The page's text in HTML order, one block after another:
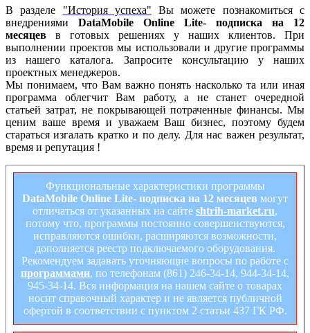
В разделе "История успеха" Вы можете познакомиться с
внедрениями DataMobile Online Lite- подписка на 12
месяцев в готовых решениях у наших клиентов. При
выполнении проектов мы использовали и другие программы
из нашего каталога. Запросите консультацию у наших
проектных менеджеров.
Мы понимаем, что Вам важно понять насколько та или иная
программа облегчит Вам работу, а не станет очередной
статьей затрат, не покрывающей потраченные финансы. Мы
ценим ваше время и уважаем Ваш бизнес, поэтому будем
стараться изгалать кратко и по делу. Для нас важен результат,
время и репутация !
Функциональные характеристики программы
DataMobile Online Lite- подписка на 12 месяцев могут
отличаться от указанных на сайте shtrih-market.ru,
потому что, программы постоянно совершенствуются,
исправляются ошибки, расширяются возможности,
дополняется реестр подключаемого оборудования.
Рекомендуем задавать уточняющие вопросы по работе с
программами, по телефонам (861) 246-34-14, 944-34-14,
945-34-14. Вся информация на нашем сайте о товарах
носит справочный характер и не является публичной
офертой в соответствии с пунктом 2 статьи 437 ГК РФ.